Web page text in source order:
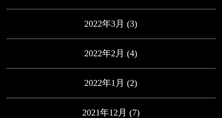
2022年3月 (3)
2022年2月 (4)
2022年1月 (2)
2021年12月 (7)